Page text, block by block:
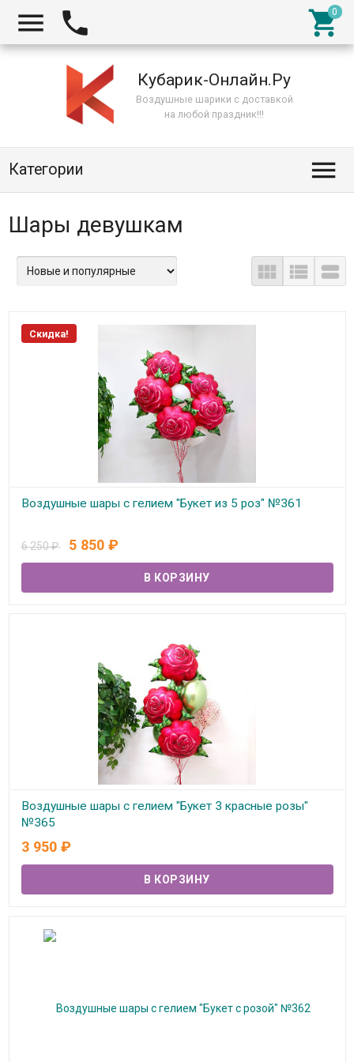
  
Кубарик-Онлайн.Ру
Воздушные шарики с доставкой
на любой праздник!!!
Категории 
Шары девушкам
  
Скидка!
Воздушные шары с гелием "Букет из 5 роз" №361
6 250₽ 5 850 ₽
Воздушные шары с гелием "Букет 3 красные розы"
№365
В наличии
3 950 ₽